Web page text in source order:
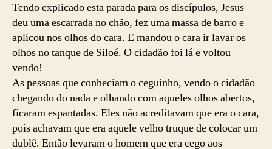
Tendo explicado esta parada para os discípulos, Jesus
deu uma escarrada no chão, fez uma massa de barro e
aplicou nos olhos do cara. E mandou o cara ir lavar os
olhos no tanque de Siloé. O cidadão foi lá e voltou
vendo!
As pessoas que conheciam o ceguinho, vendo o cidadão
chegando do nada e olhando com aqueles olhos abertos,
ficaram espantadas. Eles não acreditavam que era o cara,
pois achavam que era aquele velho truque de colocar um
dublê. Então levaram o homem que era cego aos